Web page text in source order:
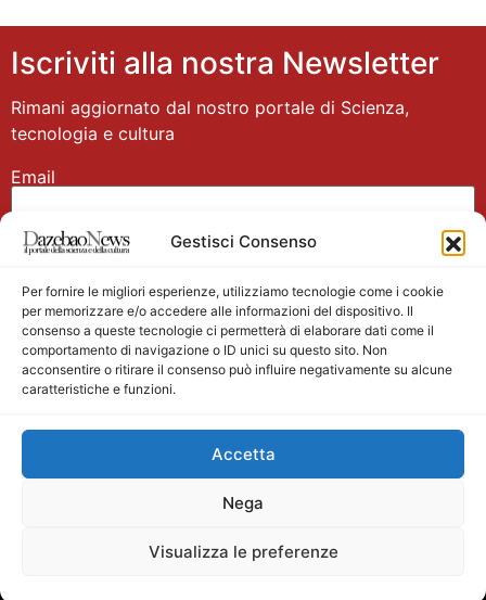
Gestisci Consenso
Per fornire le migliori esperienze, utilizziamo tecnologie come i cookie
per memorizzare e/o accedere alle informazioni del dispositivo. Il
consenso a queste tecnologie ci permetterà di elaborare dati come il
comportamento di navigazione o ID unici su questo sito. Non
acconsentire o ritirare il consenso può influire negativamente su alcune
caratteristiche e funzioni.
Accetta
Nega
Visualizza le preferenze
Iscriviti alla nostra Newsletter
Rimani aggiornato dal nostro portale di Scienza,
tecnologia e cultura
Email
Nome
Main partner
Testata giornalistica registrata presso il Tribunale di